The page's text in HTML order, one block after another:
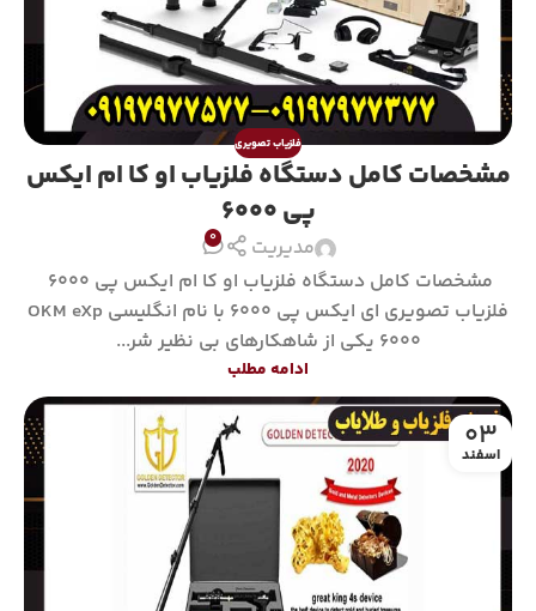
فلزیاب تصویری
مشخصات کامل دستگاه فلزیاب او کا ام ایکس
پی 6000
مدیریت 0
فلزیاب تصویری ای ایکس پی ۶۰۰۰ با نام انگلیسی OKM eXp
6000 یکی از شاهکارهای بی نظیر شر...
ادامه مطلب
03
اسفند